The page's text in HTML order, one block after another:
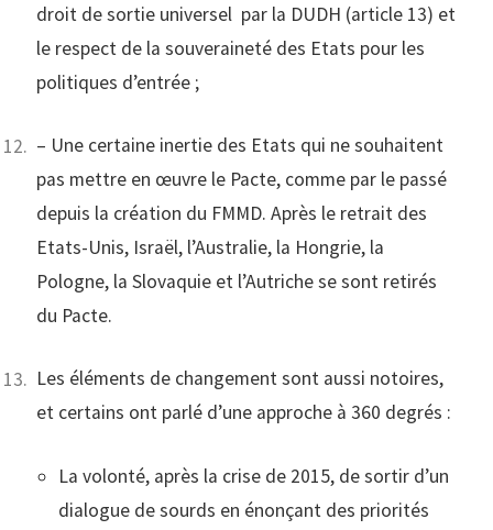
droit de sortie universel par la DUDH (article 13) et
le respect de la souveraineté des Etats pour les
politiques d’entrée ;
– Une certaine inertie des Etats qui ne souhaitent
pas mettre en œuvre le Pacte, comme par le passé
depuis la création du FMMD. Après le retrait des
Etats-Unis, Israël, l’Australie, la Hongrie, la
Pologne, la Slovaquie et l’Autriche se sont retirés
du Pacte.
Les éléments de changement sont aussi notoires,
et certains ont parlé d’une approche à 360 degrés :
La volonté, après la crise de 2015, de sortir d’un
dialogue de sourds en énonçant des priorités